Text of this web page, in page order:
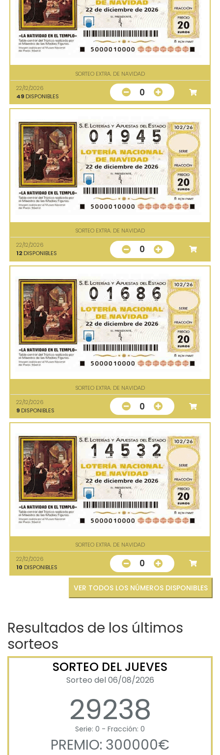
SORTEO EXTRA. DE NAVIDAD
22/12/2026
49 DISPONIBLES 0
SORTEO EXTRA. DE NAVIDAD
22/12/2026
12 DISPONIBLES 0
SORTEO EXTRA. DE NAVIDAD
22/12/2026
9 DISPONIBLES 0
SORTEO EXTRA. DE NAVIDAD
22/12/2026
10 DISPONIBLES 0
VER TODOS LOS NÚMEROS DISPONIBLES
Resultados de los últimos
sorteos
SORTEO DEL JUEVES
Sorteo del 06/08/2026
29238
Serie: 0 - Fracción: 0
PREMIO: 300000€